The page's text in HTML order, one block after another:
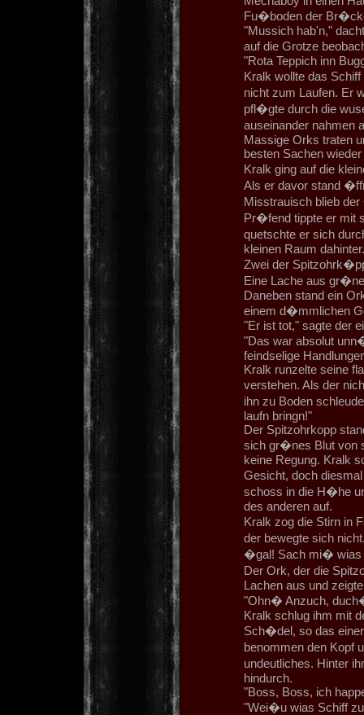
Fu�boden der
"Mussich hab'n,"
auf die Grotze
"Rota Teppich inn
Kralk wollte das
nicht zum Laufen. Er
pfl�gte durch die
auseinander nahmen
Massige Orks traten
besten Sachen
Kralk ging auf die
Als er davor stand
Misstrauisch blieb
Pr�fend tippte er mit
quetschte er sich
kleinen Raum dahinter.
Zwei der
Eine Lache aus
Daneben stand ein
einem d�mmlichen
"Er ist tot," sagte der
"Das war absolut
feindselige
Kralk runzelte seine
verstehen. Als der
ihn zu Boden
laufn bringn!"
Der Spitzohrkopp
sich gr�nes Blut von
keine Regung. Kralk
Gesicht, doch
schoss in die H�he
des anderen auf.
Kralk zog die Stirn in
der bewegte sich
�gal! Sach mi� wias
Der Ork, der die
Lachen aus und
"Ohn� Anzuch,
Kralk schlug ihm mit
Sch�del, so das
benommen den Kopf
undeutliches. Hinter
hindurch.
"Boss, Boss, ich
"Wei�u wias Schiff